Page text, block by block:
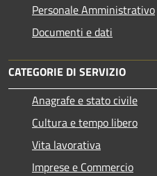
Personale Amministrativo
Documenti e dati
CATEGORIE DI SERVIZIO
Anagrafe e stato civile
Cultura e tempo libero
Vita lavorativa
Imprese e Commercio